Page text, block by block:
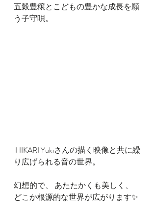
五穀豊穣とこどもの豊かな成長を願
う子守唄。
り広げられる音の世界。
幻想的で、 あたたかくも美しく、
どこか根源的な世界が広がります✨